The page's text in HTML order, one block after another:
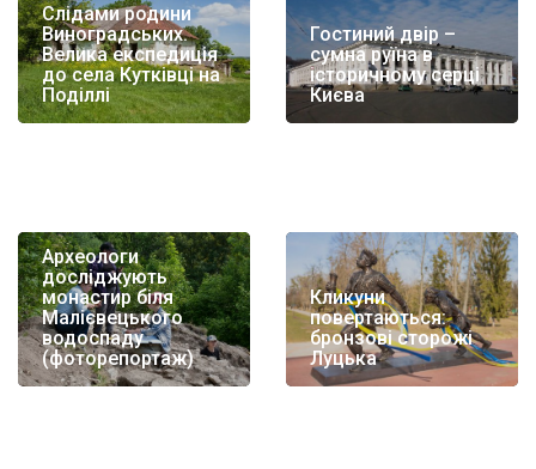
Слідами родини
Виноградських.
Велика експедиція
до села Кутківці на
Поділлі
Гостиний двір –
сумна руїна в
історичному серці
Києва
Археологи
досліджують
монастир біля
Малієвецького
водоспаду
(фоторепортаж)
Кликуни
повертаються:
бронзові сторожі
Луцька